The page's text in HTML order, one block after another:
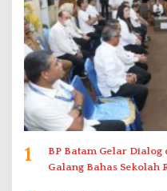
1
BP Batam Gelar Dialog
Galang Bahas Sekolah